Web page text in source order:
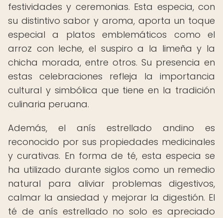
festividades y ceremonias. Esta especia, con
su distintivo sabor y aroma, aporta un toque
especial a platos emblemáticos como el
arroz con leche, el suspiro a la limeña y la
chicha morada, entre otros. Su presencia en
estas celebraciones refleja la importancia
cultural y simbólica que tiene en la tradición
culinaria peruana.
Además, el anís estrellado andino es
reconocido por sus propiedades medicinales
y curativas. En forma de té, esta especia se
ha utilizado durante siglos como un remedio
natural para aliviar problemas digestivos,
calmar la ansiedad y mejorar la digestión. El
té de anís estrellado no solo es apreciado